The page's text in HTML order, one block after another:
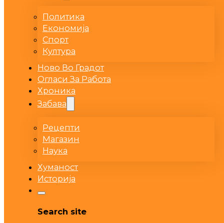
Политика
Економија
Спорт
Култура
Ново Во Градот
Огласи За Работа
Хроника
Забава
Рецепти
Магазин
Наука
Хуманост
Историја
Search site